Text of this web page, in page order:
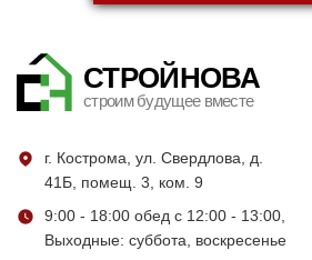
СТРОЙНОВА
строим будущее вместе
г. Кострома, ул. Свердлова, д.
41Б, помещ. 3, ком. 9
9:00 - 18:00 обед с 12:00 - 13:00,
Выходные: суббота, воскресенье